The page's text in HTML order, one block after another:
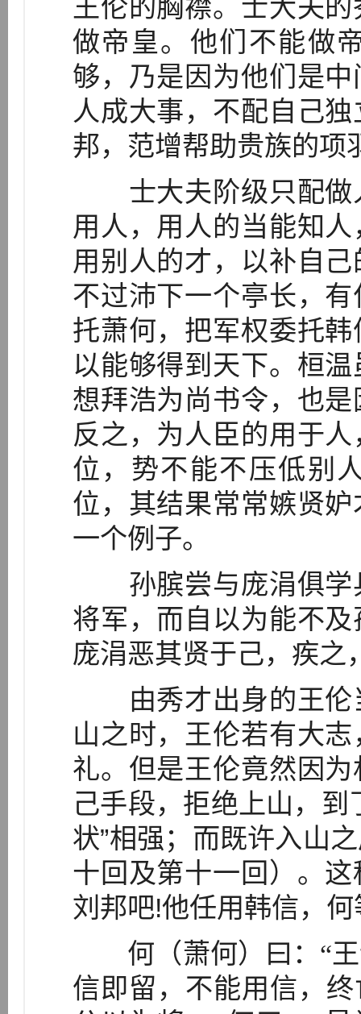
王伦的胸襟。士大夫
做帝皇。他们不能做
够，乃是因为他们是
人成大事，不配自己
邦，范增帮助贵族的项
士大夫阶级只配做
用人，用人的当能知
用别人的才，以补自
不过沛下一个亭长，
托萧何，把军权委托
以能够得到天下。桓
想拜浩为尚书令，也
反之，为人臣的用于
位，势不能不压低别
位，其结果常常嫉贤
一个例子。
孙膑尝与庞涓俱学
将军，而自以为能不
庞涓恶其贤于己，疾之
由秀才出身的王伦
山之时，王伦若有大
礼。但是王伦竟然因
己手段，拒绝上山，到
状”相强；而既许入山
十回及第十一回）。
刘邦吧!他任用韩信，
何（萧何）曰：“王
信即留，不能用信，